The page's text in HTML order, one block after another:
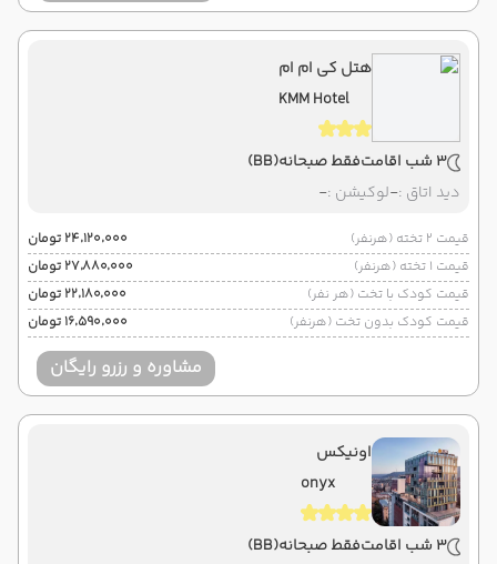
هتل کی ام ام
KMM Hotel
3 شب اقامت فقط صبحانه(BB)
دید اتاق :-لوکیشن :-
قیمت 2 تخته (هرنفر)
۲۴٬۱۲۰٬۰۰۰ تومان
قیمت 1 تخته (هرنفر)
۲۷٬۸۸۰٬۰۰۰ تومان
قیمت کودک با تخت (هر نفر)
۲۲٬۱۸۰٬۰۰۰ تومان
قیمت کودک بدون تخت (هرنفر)
۱۶٬۵۹۰٬۰۰۰ تومان
مشاوره و رزرو رایگان
اونیکس
onyx
3 شب اقامت فقط صبحانه(BB)